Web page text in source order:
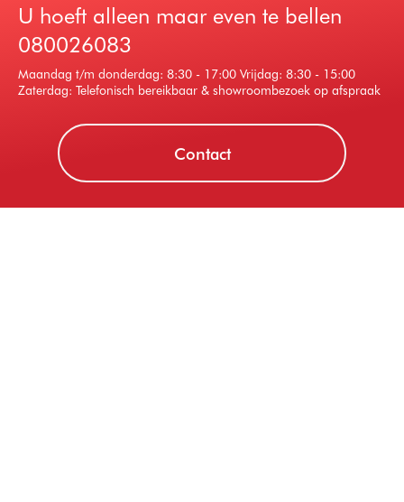
U hoeft alleen maar even te bellen
080026083
Maandag t/m donderdag: 8:30 - 17:00 Vrijdag: 8:30 - 15:00
Zaterdag: Telefonisch bereikbaar & showroombezoek op afspraak
Contact